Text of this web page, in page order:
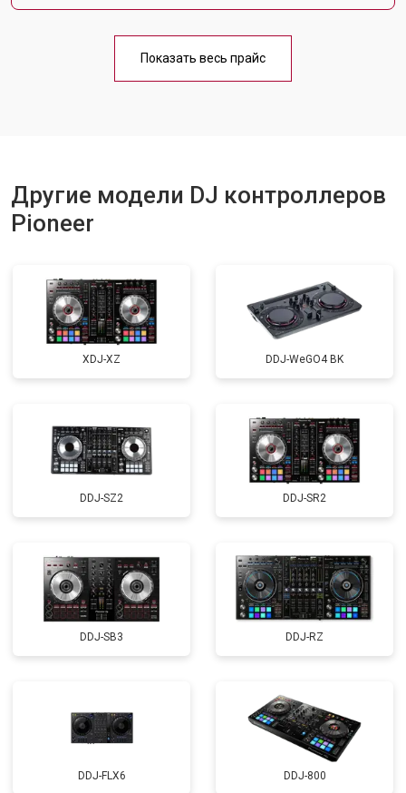
Показать весь прайс
Другие модели DJ контроллеров
Pioneer
XDJ-XZ DDJ-WeGO4 BK
DDJ-SZ2 DDJ-SR2
DDJ-SB3 DDJ-RZ
DDJ-FLX6 DDJ-800